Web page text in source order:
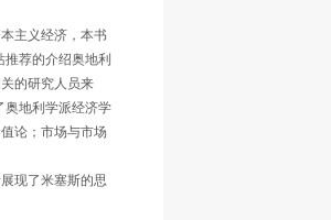
主义经济，本书
荐的介绍奥地利
的研究人员来
奥地利学派经济学
论；市场与市场
现了米塞斯的思